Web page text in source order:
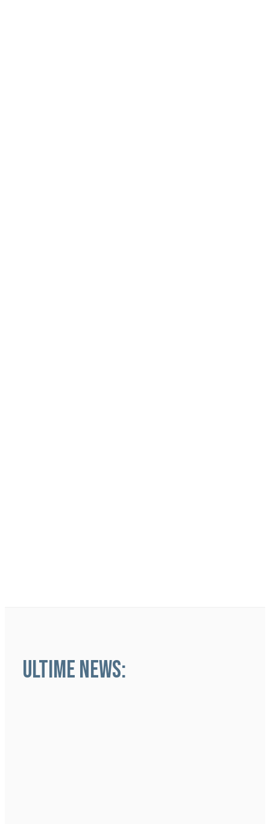
ULTIME NEWS: